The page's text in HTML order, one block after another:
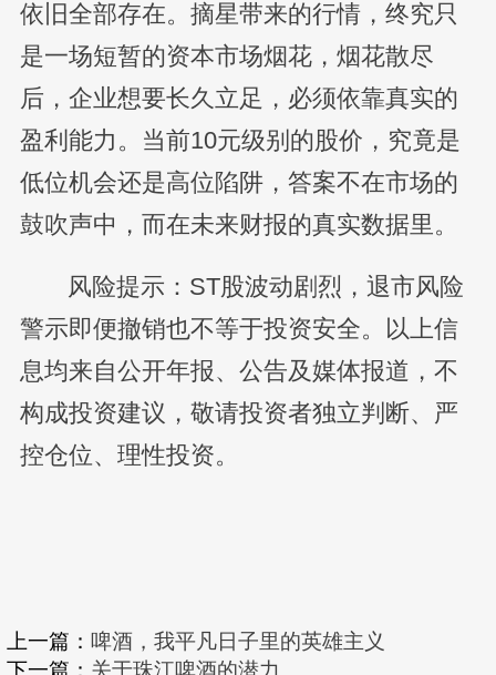
依旧全部存在。摘星带来的行情，终究只
是一场短暂的资本市场烟花，烟花散尽
后，企业想要长久立足，必须依靠真实的
盈利能力。当前10元级别的股价，究竟是
低位机会还是高位陷阱，答案不在市场的
鼓吹声中，而在未来财报的真实数据里。
风险提示：ST股波动剧烈，退市风险
警示即便撤销也不等于投资安全。以上信
息均来自公开年报、公告及媒体报道，不
构成投资建议，敬请投资者独立判断、严
控仓位、理性投资。
上一篇： 啤酒，我平凡日子里的英雄主义
下一篇： 关于珠江啤酒的潜力